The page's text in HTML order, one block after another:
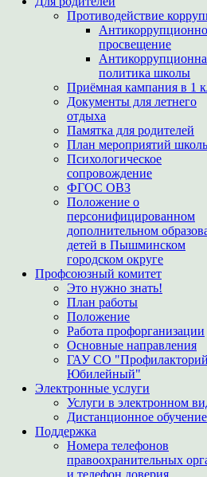
Противодействие
просвещение
политика школы
Приёмная кампания в 1
Документы для летнего
отдыха
Памятка для родителей
План мероприятий
Психологическое
сопровождение
ФГОС ОВЗ
Положение о
персонифицированном
дополнительном
детей в Пышминском
городском округе
Профсоюзный комитет
Это нужно знать!
План работы
Положение
Работа профорганизации
Основные направления
ГАУ СО "Профилакторий
Юбилейный"
Электронные услуги
Услуги в электронном
Дистанционное обучение
Поддержка
Номера телефонов
правоохранительных
и телефон доверия